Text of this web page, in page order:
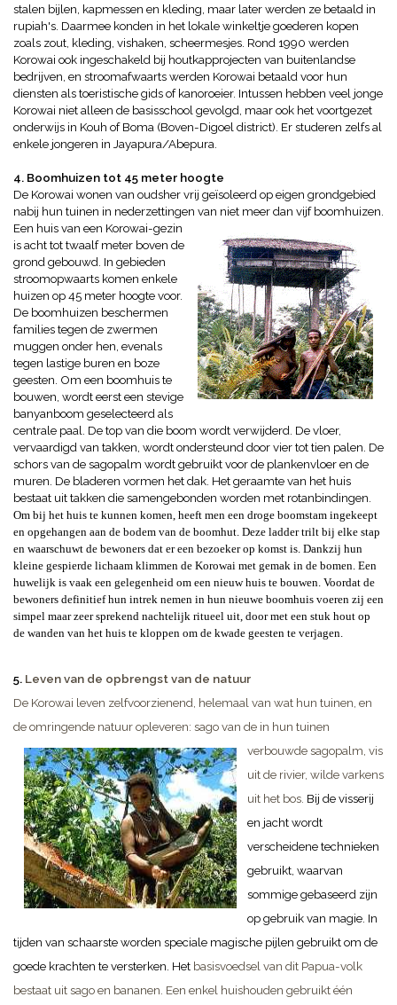
stalen bijlen, kapmessen en kleding, maar later werden ze betaald in
rupiah's. Daarmee konden in het lokale winkeltje goederen kopen
zoals zout, kleding, vishaken, scheermesjes. Rond 1990 werden
Korowai ook ingeschakeld bij houtkapprojecten van buitenlandse
bedrijven, en stroomafwaarts werden Korowai betaald voor hun
diensten als toeristische gids of kanoroeier. Intussen hebben veel jonge
Korowai niet alleen de basisschool gevolgd, maar ook het voortgezet
onderwijs in Kouh of Boma (Boven-Digoel district). Er studeren zelfs al
enkele jongeren in Jayapura/Abepura.
4. Boomhuizen tot 45 meter hoogte
De Korowai wonen van oudsher vrij geïsoleerd op eigen grondgebied
nabij hun tuinen in nederzettingen van niet meer dan vijfboomhuizen.
Een huis van een Korowai-gezin
is acht tot twaalf meter boven de
grond gebouwd. In gebieden
stroomopwaarts komen enkele
huizen op 45 meter hoogte voor.
De boomhuizen beschermen
families tegen de zwermen
muggen onder hen, evenals
tegen lastige buren en boze
geesten. Om een boomhuis te
bouwen, wordt eerst een stevige
banyanboom geselecteerd als
centrale paal. De top van die boom wordt verwijderd. De vloer,
vervaardigd van takken, wordt ondersteund door vier tot tien palen. De
schors van de sagopalm wordt gebruikt voor de plankenvloer en de
muren. De bladeren vormen het dak. Het geraamte van het huis
bestaat uit takken die samengebonden worden met rotanbindingen.
Om bij het huis te kunnen komen, heeft men een droge boomstam ingekeept
en opgehangen aan de bodem van de boomhut. Deze ladder trilt bij elke stap
en waarschuwt de bewoners dat er een bezoeker op komst is. Dankzij hun
kleine gespierde lichaam klimmen de Korowai met gemak in de bomen. Een
huwelijk is vaak een gelegenheid om een nieuw huis te bouwen. Voordat de
bewoners definitief hun intrek nemen in hun nieuwe boomhuis voeren zij een
simpel maar zeer sprekend nachtelijk ritueel uit, door met een stuk hout op
de wanden van het huis te kloppen om de kwade geesten te verjagen.
5. Leven van de opbrengst van de natuur
De Korowai leven zelfvoorzienend, helemaal van wat hun tuinen, en
de omringende natuur opleveren: sago van de in hun tuinen
verbouwde sagopalm, vis
uit de rivier, wilde varkens
uit het bos. Bij de visserij
en jacht wordt
verscheidene technieken
gebruikt, waarvan
sommige gebaseerd zijn
op gebruik van magie. In
tijden van schaarste worden speciale magische pijlen gebruikt om de
goede krachten te versterken. Het basisvoedsel van dit Papua-volk
bestaat uit sago en bananen. Een enkel huishouden gebruikt één